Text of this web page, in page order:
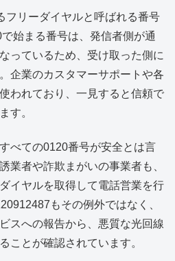
フリーダイヤルと呼ばれる番号
始まる番号は、発信者側が通
っているため、受け取った側に
企業のカスタマーサポートや各
われており、一見すると信頼で
す。
べての0120番号が安全とは言
業者や詐欺まがいの事業者も、
イヤルを取得して電話営業を行
もその例外ではなく、
スへの報告から、悪質な光回線
ことが確認されています。